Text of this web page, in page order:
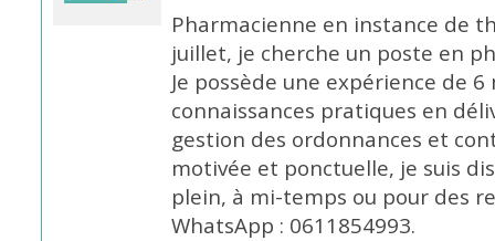
Pharmacienne en instance de
juillet, je cherche un poste en
Je possède une expérience de
connaissances pratiques en
gestion des ordonnances et
motivée et ponctuelle, je suis
plein, à mi-temps ou pour des
WhatsApp : 0611854993.